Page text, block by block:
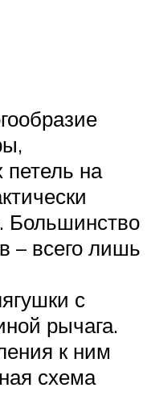
на
Большинство
– всего лишь
с
рычага.
к ним
схема